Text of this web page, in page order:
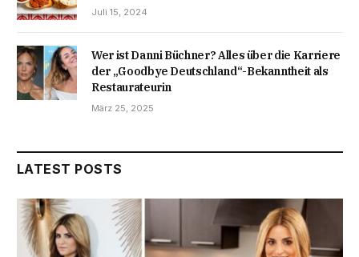
Juli 15, 2024
Wer ist Danni Büchner? Alles über die Karriere
der „Goodbye Deutschland“-Bekanntheit als
Restaurateurin
März 25, 2025
LATEST POSTS